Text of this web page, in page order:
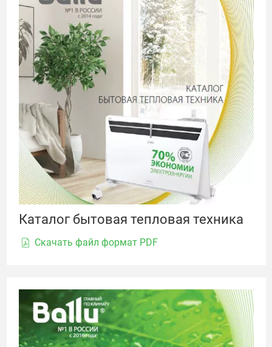
Каталог бытовая тепловая техника
Скачать файл формат PDF